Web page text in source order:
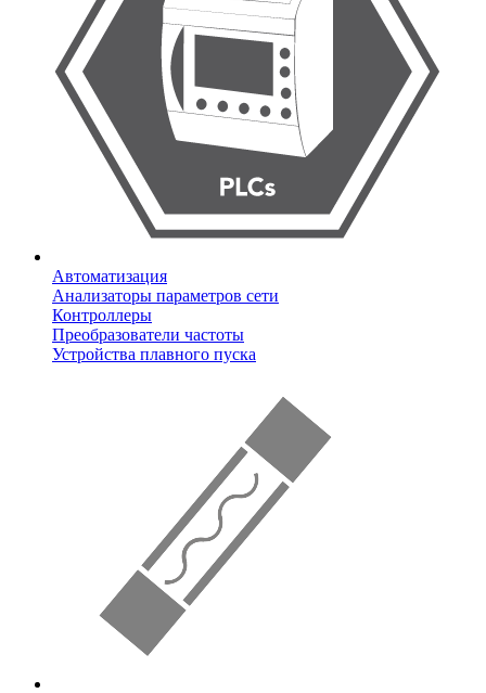
Автоматизация
Анализаторы параметров сети
Контроллеры
Преобразователи частоты
Устройства плавного пуска